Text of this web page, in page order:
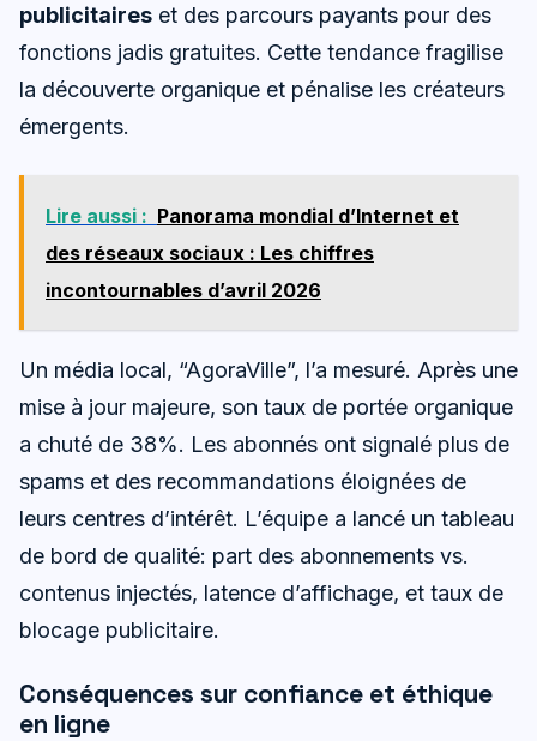
publicitaires et des parcours payants pour des
fonctions jadis gratuites. Cette tendance fragilise
la découverte organique et pénalise les créateurs
émergents.
Lire aussi : Panorama mondial d’Internet et
des réseaux sociaux : Les chiffres
incontournables d’avril 2026
Un média local, “AgoraVille”, l’a mesuré. Après une
mise à jour majeure, son taux de portée organique
a chuté de 38%. Les abonnés ont signalé plus de
spams et des recommandations éloignées de
leurs centres d’intérêt. L’équipe a lancé un tableau
de bord de qualité: part des abonnements vs.
contenus injectés, latence d’affichage, et taux de
blocage publicitaire.
Conséquences sur confiance et éthique
en ligne